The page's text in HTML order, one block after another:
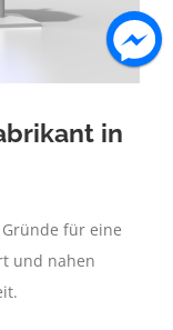
in
für eine
und nahen